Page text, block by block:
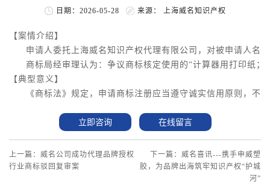
日期：2026-05-28 来源： 上海威名知识产权
【案情介绍】
申请人委托上海威名知识产权代理有限公司，对被申请人名
商标局经审理认为：争议商标核定使用的“计算器用打印纸
【典型意义】
《商标法》规定，申请商标注册应当遵守诚实信用原则，
立即咨询 在线留言
上一篇：威名公司成功代理品牌授权
行业商标驳回复审案
下一篇：威名喜讯---携手申威塑
胶，为品牌出海筑牢知识产权“护城
河”